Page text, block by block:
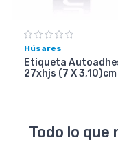
Húsares
Etiqueta
27xhjs (7 X
Todo lo que